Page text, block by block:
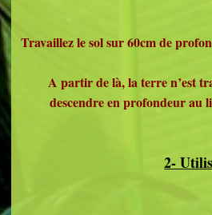
Travaillez le sol sur 60cm de
A partir de là, la terre n’est
descendre en profondeur au
2-